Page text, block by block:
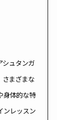
シュタンガ
さまざまな
身体的な特
ンレッスン